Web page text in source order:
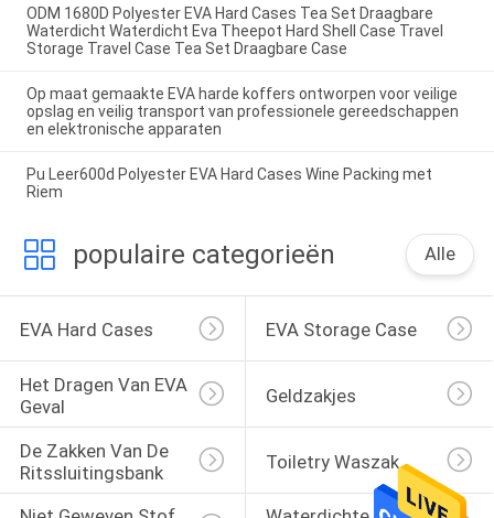
ODM 1680D Polyester EVA Hard Cases Tea Set Draagbare
Waterdicht Waterdicht Eva Theepot Hard Shell Case Travel
Storage Travel Case Tea Set Draagbare Case
Op maat gemaakte EVA harde koffers ontworpen voor veilige
opslag en veilig transport van professionele gereedschappen
en elektronische apparaten
Pu Leer600d Polyester EVA Hard Cases Wine Packing met
Riem
populaire categorieën Alle
EVA Hard Cases EVA Storage Case
Het Dragen Van EVA
Geval
Geldzakjes
De Zakken Van De
Ritssluitingsbank
Toiletry Waszak